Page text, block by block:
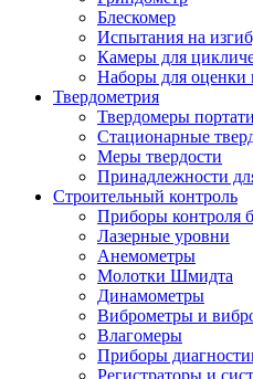
Блескомер
Испытания на
Камеры для
Наборы для оценки
Твердометрия
Твердомеры
Стационарные
Меры твердости
Принадлежности
Строительный контроль
Приборы контроля
Лазерные уровни
Анемометры
Молотки Шмидта
Динамометры
Виброметры и
Влагомеры
Приборы
Регистраторы и